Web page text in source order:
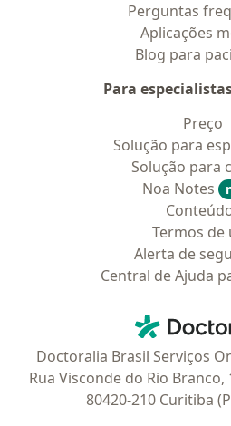
Perguntas
Aplicações
Blog para
Para
Preço
Solução para
Solução para
Noa Notes
Termos de
Alerta de
Central de Ajuda
Doctoralia Brasil Serviços
Rua Visconde do Rio Branco,
80420-210 Curitiba